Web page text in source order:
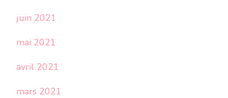
juin 2021
mai 2021
avril 2021
mars 2021